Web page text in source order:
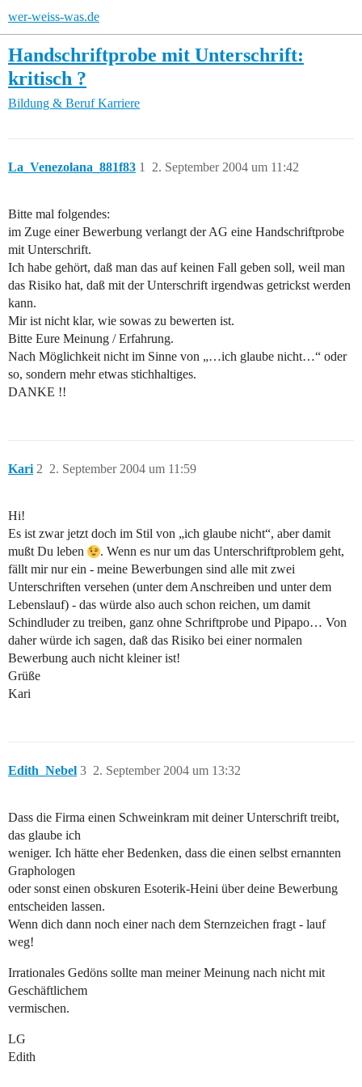
wer-weiss-was.de
Handschriftprobe mit Unterschrift:
kritisch ?
Bildung & Beruf Karriere
La_Venezolana_881f83 2. September 2004 um 11:42
1
Bitte mal folgendes:
im Zuge einer Bewerbung verlangt der AG eine Handschriftprobe
mit Unterschrift.
Ich habe gehört, daß man das auf keinen Fall geben soll, weil man
das Risiko hat, daß mit der Unterschrift irgendwas getrickst werden
kann.
Mir ist nicht klar, wie sowas zu bewerten ist.
Bitte Eure Meinung / Erfahrung.
Nach Möglichkeit nicht im Sinne von „…ich glaube nicht…“ oder
so, sondern mehr etwas stichhaltiges.
DANKE !!
Kari 2. September 2004 um 11:59
2
Hi!
Es ist zwar jetzt doch im Stil von „ich glaube nicht“, aber damit
mußt Du leben
. Wenn es nur um das Unterschriftproblem geht,
fällt mir nur ein - meine Bewerbungen sind alle mit zwei
Unterschriften versehen (unter dem Anschreiben und unter dem
Lebenslauf) - das würde also auch schon reichen, um damit
Schindluder zu treiben, ganz ohne Schriftprobe und Pipapo… Von
daher würde ich sagen, daß das Risiko bei einer normalen
Bewerbung auch nicht kleiner ist!
Grüße
Kari
Edith_Nebel 2. September 2004 um 13:32
3
Dass die Firma einen Schweinkram mit deiner Unterschrift treibt,
das glaube ich
weniger. Ich hätte eher Bedenken, dass die einen selbst ernannten
Graphologen
oder sonst einen obskuren Esoterik-Heini über deine Bewerbung
entscheiden lassen.
Wenn dich dann noch einer nach dem Sternzeichen fragt - lauf
weg!
Irrationales Gedöns sollte man meiner Meinung nach nicht mit
Geschäftlichem
vermischen.
LG
Edith